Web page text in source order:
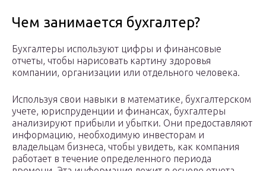
Чем занимается бухгалтер?
Бухгалтеры используют цифры и финансовые
отчеты, чтобы нарисовать картину здоровья
компании, организации или отдельного человека.
Используя свои навыки в математике, бухгалтерском
учете, юриспруденции и финансах, бухгалтеры
анализируют прибыли и убытки. Они предоставляют
информацию, необходимую инвесторам и
владельцам бизнеса, чтобы увидеть, как компания
работает в течение определенного периода